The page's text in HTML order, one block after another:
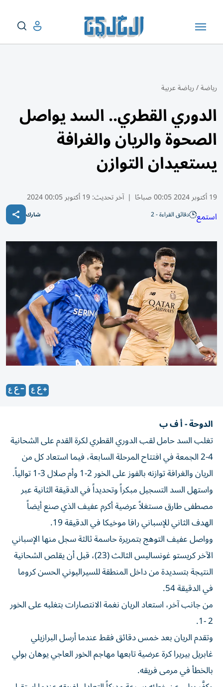
رياضة/رياضة عربية
الدوري القطري.. السد يواصل
الصحوة والريان والغرافة
يستعيدان التوازن
19 أكتوبر 2024 00:05 صباحًا | آخر تحديث:19 أكتوبر 00:05 2024
استمع دقائق القراءة - 2 شارك
الدوحة - أ ف ب
تغلب السد حامل لقب الدوري القطري لكرة القدم على الشحانية
4-2 الجمعة في افتتاح المرحلة السابعة، فيما استعاد كل من
الريان والغرافة توازنه بالفوز على الخور 2-1 وأم صلال 3-1 توالياً.
واستهل السد التسجيل مبكراً وتحديداً في الدقيقة الثانية عبر
مصطفى طارق مستغلاً عرضية أكرم عفيف الذي صنع أيضاً
الهدف الثاني للإسباني رافا موخيكا في الدقيقة 19.
وواصل عفيف التوهج بتمريرة حاسمة ثالثة سجل منها الإسباني
الآخر كريستو غونساليس الثالث (23)، قبل أن يقلص الشحانية
النتيجة بتسديدة من داخل المنطقة للسيراليوني الحسن كروما
في الدقيقة 54.
من جانب آخر، استعاد الريان نغمة الانتصارات بتغلبه على الخور
2 -1.
وتقدم الريان بعد خمس دقائق فقط عندما أرسل البرازيلي
غابريل بيريرا كرة عرضية تابعها مهاجم الخور العاجي يوهان بولي
بالخطأ في مرمى فريقه.